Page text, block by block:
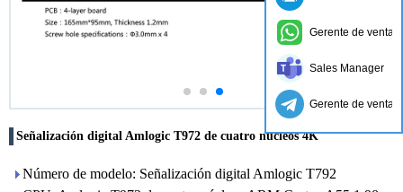
Señalización digital Amlogic T972 de cuatro núcleos 4K
Número de modelo: Señalización digital Amlogic T792
Gerente de ventas
Sales Manager
Gerente de ventas